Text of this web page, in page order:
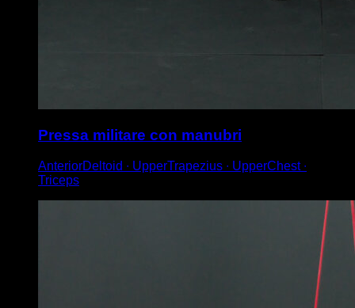
Pressa militare con manubri
AnteriorDeltoid ∙ UpperTrapezius ∙ UpperChest ∙
Triceps